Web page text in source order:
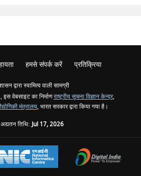
हमसे संपर्क करें प्रतिक्रिया
द्वारा स्वामित्व वाली सामग्री
इस वेबसाइट का निर्माणराष्ट्रीय सूचना विज्ञान केन्द्र,
मंत्रालय, भारत सरकार द्वारा किया गया है।
तिथि:Jul 17, 2026